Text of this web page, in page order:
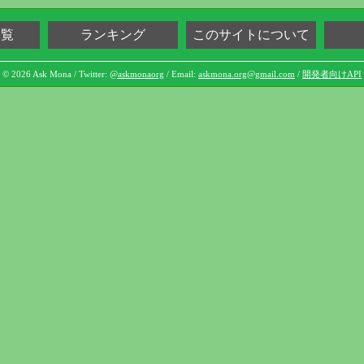
ランキング このサイトについて
© 2026 Ask Mona / Twitter: @askmonaorg / Email: askmona.org@gmail.com / 開発者向けAPI